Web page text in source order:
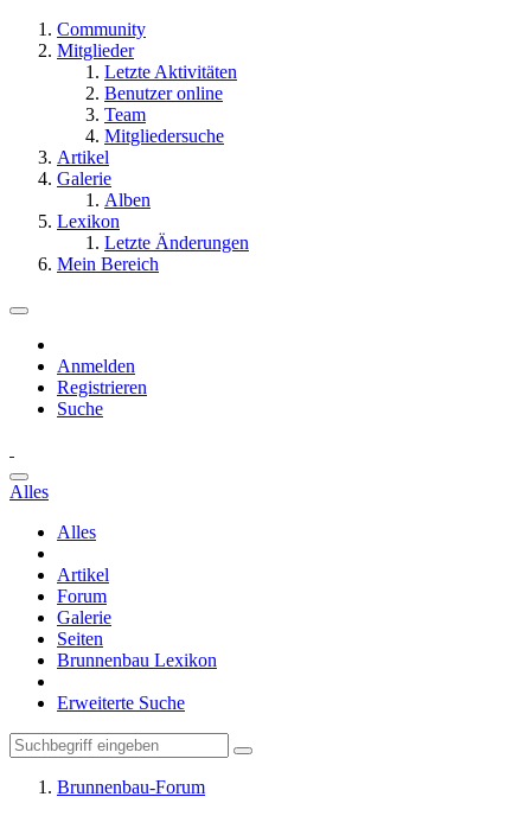
Community
Mitglieder
Letzte Aktivitäten
Benutzer online
Team
Mitgliedersuche
Artikel
Galerie
Alben
Lexikon
Letzte Änderungen
Mein Bereich
Anmelden
Registrieren
Suche
Alles
Alles
Artikel
Forum
Galerie
Seiten
Brunnenbau Lexikon
Erweiterte Suche
Brunnenbau-Forum